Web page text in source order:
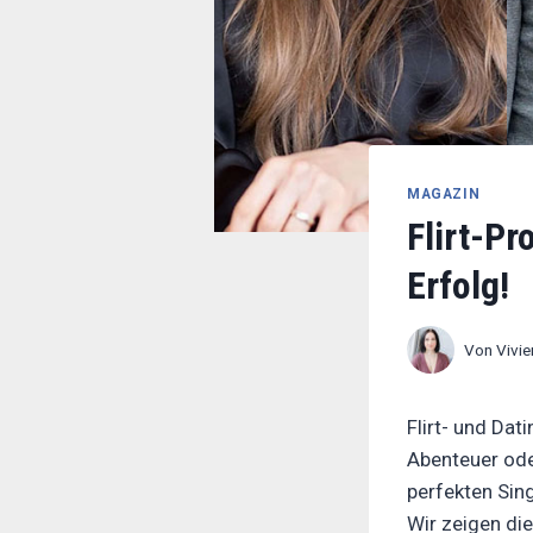
Lola Sparks, Eric Hegmann,
sparks.de, eric-hegmann.de,
MAGAZIN
Flirt-
Erfolg!
Von
Flirt- und
Abenteuer
perfekten
Wir zeigen